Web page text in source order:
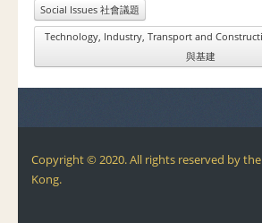
Social Issues 社會議題
Technology, Industry, Transport and
與基建
Copyright © 2020. All rights reserved by
Kong.